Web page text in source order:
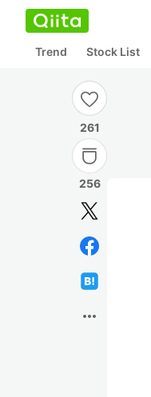
Trend Stock List
261
256
more_horiz